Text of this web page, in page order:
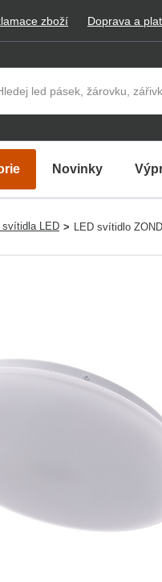
zboží Doprava a
Novinky
svítidla LED > LED svítidlo